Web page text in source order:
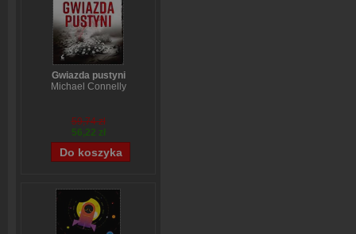
Gwiazda pustyni
Michael Connelly
59,74 zł
56,22 zł